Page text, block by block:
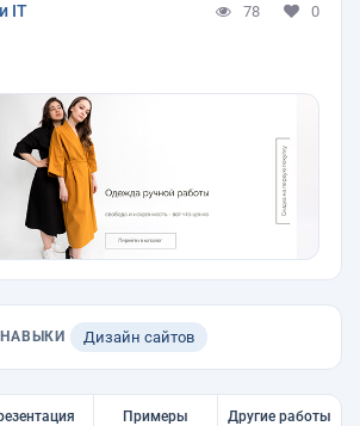
IT 78 0
Дизайн сайтов
Примеры Другие работы